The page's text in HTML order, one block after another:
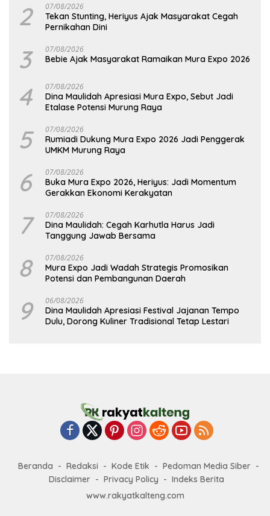
2 07/08/2026
Tekan Stunting, Heriyus Ajak Masyarakat Cegah
Pernikahan Dini
3 07/08/2026
Bebie Ajak Masyarakat Ramaikan Mura Expo 2026
4 07/08/2026
Dina Maulidah Apresiasi Mura Expo, Sebut Jadi
Etalase Potensi Murung Raya
5 07/08/2026
Rumiadi Dukung Mura Expo 2026 Jadi Penggerak
UMKM Murung Raya
6 07/08/2026
Buka Mura Expo 2026, Heriyus: Jadi Momentum
Gerakkan Ekonomi Kerakyatan
7 07/08/2026
Dina Maulidah: Cegah Karhutla Harus Jadi
Tanggung Jawab Bersama
8 07/08/2026
Mura Expo Jadi Wadah Strategis Promosikan
Potensi dan Pembangunan Daerah
9 06/08/2026
Dina Maulidah Apresiasi Festival Jajanan Tempo
Dulu, Dorong Kuliner Tradisional Tetap Lestari
Beranda Redaksi Kode Etik
Pedoman Media Siber
Disclaimer
Privacy Policy
Indeks Berita
www.rakyatkalteng.com